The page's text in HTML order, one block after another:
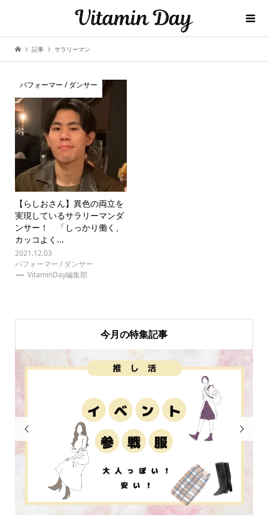
記事 サラリーマン
パフォーマー / ダンサー
【らしおさん】異色の両立を
実現しているサラリーマンダ
ンサー！ 「しっかり働く、
カッコよく...
2021.12.03
パフォーマー / ダンサー
VitaminDay編集部
今月の特集記事
 